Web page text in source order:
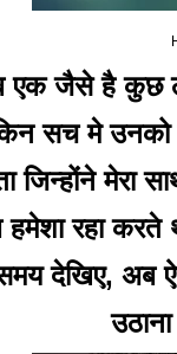
जैसे है कुछ
सच मे उनको
मेरा
रहा करते
देखिए,